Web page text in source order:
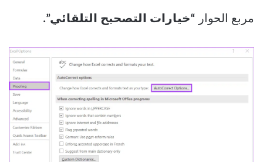
مربع الحوار “خيارات التصحيح التلقائي”.